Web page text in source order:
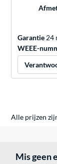
Garantie 24
WEEE-
Alle prijzen
Mis geen